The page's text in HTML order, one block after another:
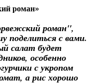
роман»
роман",
поделиться с вами.
салат будет
особенно
с укропом
а рис хорошо